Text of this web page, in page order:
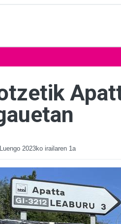
2023ko irailaren 1a